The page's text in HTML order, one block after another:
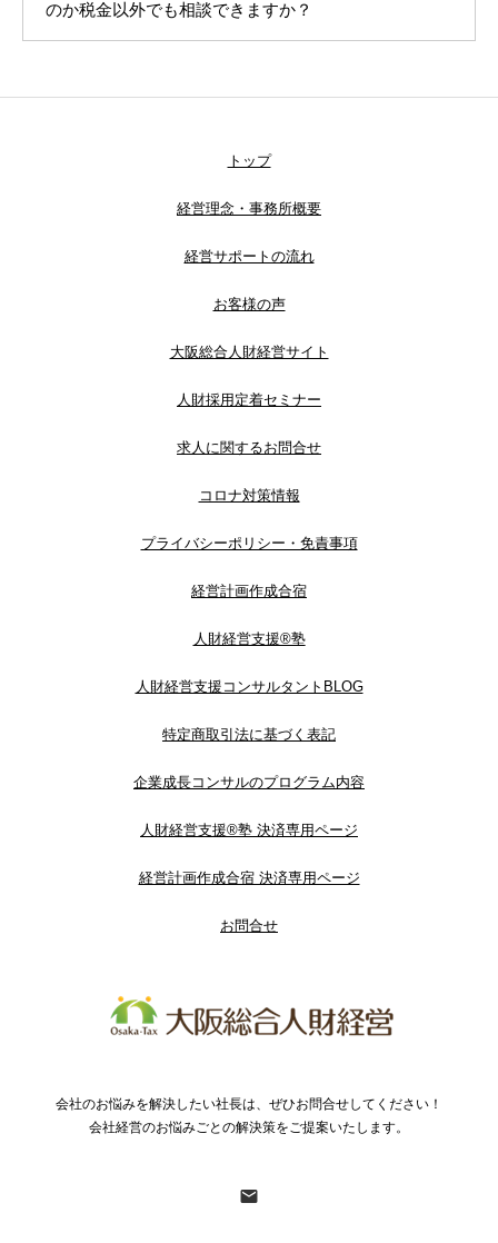
のか税金以外でも相談できますか？
トップ
経営理念・事務所概要
経営サポートの流れ
お客様の声
大阪総合人財経営サイト
人財採用定着セミナー
求人に関するお問合せ
コロナ対策情報
プライバシーポリシー・免責事項
経営計画作成合宿
人財経営支援®︎塾
人財経営支援コンサルタントBLOG
特定商取引法に基づく表記
企業成長コンサルのプログラム内容
人財経営支援®︎塾 決済専用ページ
経営計画作成合宿 決済専用ページ
お問合せ
会社のお悩みを解決したい社長は、ぜひお問合せしてください！
会社経営のお悩みごとの解決策をご提案いたします。